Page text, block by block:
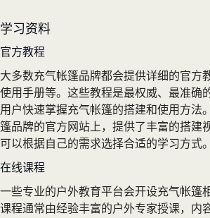
学习资料
官方教程
大多数充气帐篷品牌都会提供详细的官方
使用手册等。这些教程是最权威、最准确
用户快速掌握充气帐篷的搭建和使用方法
篷品牌的官方网站上，提供了丰富的搭建
可以根据自己的需求选择合适的学习方式。
在线课程
一些专业的户外教育平台会开设充气帐篷
课程通常由经验丰富的户外专家授课，内